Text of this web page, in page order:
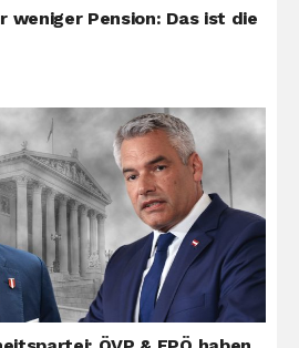
weniger Pension: Das ist die